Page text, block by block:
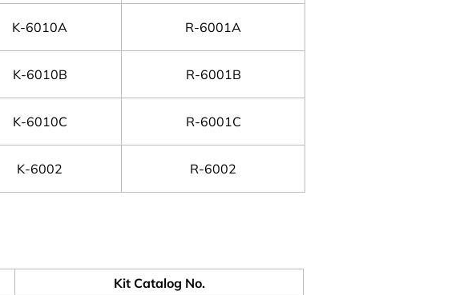
K-6010A R-6001A
K-6010B R-6001B
K-6010C R-6001C
K-6002 R-6002
Kit Catalog No.